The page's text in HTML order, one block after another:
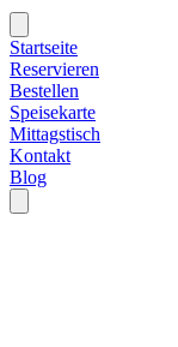
Startseite
Reservieren
Bestellen
Speisekarte
Mittagstisch
Kontakt
Blog